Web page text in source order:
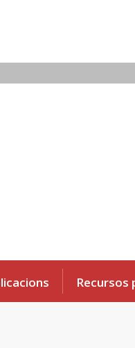
Recursos